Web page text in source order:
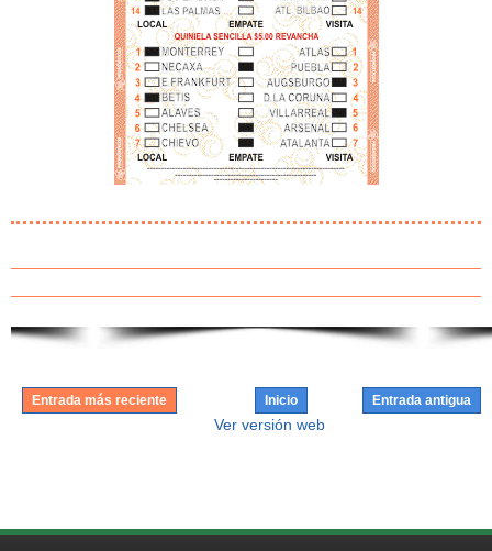
Entrada más reciente Entrada antigua
Inicio
Ver versión web